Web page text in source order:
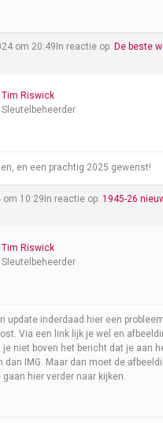
om 20:49In reactie op:De beste
Tim Riswick
Sleutelbeheerder
en een prachtig 2025 gewenst!
om 10:29In reactie op:1945-26
Tim Riswick
Sleutelbeheerder
update inderdaad hier een
Via een link lijk je wel en
niet boven het bericht dat je aan
dan IMG. Maar dan moet de
gaan hier verder naar kijken.